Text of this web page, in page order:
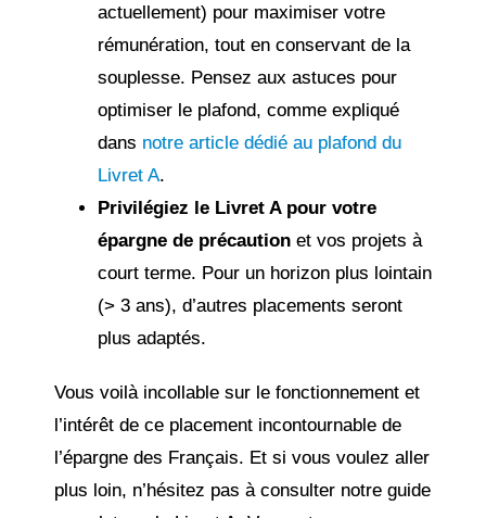
actuellement) pour maximiser votre
rémunération, tout en conservant de la
souplesse. Pensez aux astuces pour
optimiser le plafond, comme expliqué
dans notre article dédié au plafond du
Livret A.
Privilégiez le Livret A pour votre
épargne de précaution et vos projets à
court terme. Pour un horizon plus lointain
(> 3 ans), d’autres placements seront
plus adaptés.
Vous voilà incollable sur le fonctionnement et
l’intérêt de ce placement incontournable de
l’épargne des Français. Et si vous voulez aller
plus loin, n’hésitez pas à consulter notre guide